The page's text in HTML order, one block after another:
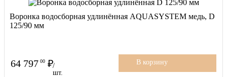
Воронка водосборная удлинённая AQUASYSTEM медь, D
125/90 мм
64 797 00
/
шт.
В корзину